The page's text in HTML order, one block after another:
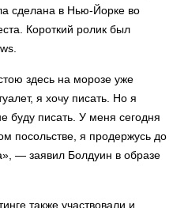
сделана в Нью-Йорке во
Короткий ролик был
здесь на морозе уже
я хочу писать. Но я
буду писать. У меня сегодня
посольстве, я продержусь до
— заявил Болдуин в образе
также участвовали и